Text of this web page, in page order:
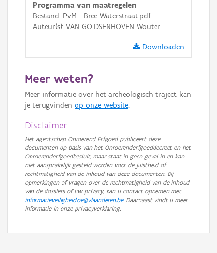
GRB-Basiskaart
GRB-Basiskaart in grijswaarden
Programma van maatregelen
Bestand: PvM - Bree Waterstraat.pdf
Auteur(s): VAN GOIDSENHOVEN Wouter
Downloaden
Meer weten?
Meer informatie over het archeologisch traject kan
je terugvinden op onze website.
Disclaimer
Het agentschap Onroerend Erfgoed publiceert deze
documenten op basis van het Onroerenderfgoeddecreet en het
Onroerenderfgoedbesluit, maar staat in geen geval in en kan
niet aansprakelijk gesteld worden voor de juistheid of
rechtmatigheid van de inhoud van deze documenten. Bij
opmerkingen of vragen over de rechtmatigheid van de inhoud
van de dossiers of uw privacy, kan u contact opnemen met
informatieveiligheid.oe@vlaanderen.be. Daarnaast vindt u meer
informatie in onze privacyverklaring.